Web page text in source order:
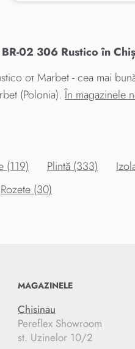
02 306 Rustico în
от Marbet - cea mai
(Polonia).În magazinele
(119) Plintă (333)
Rozete (30)
MAGAZINELE
Chisinau
Pereflex Showroom
st. Uzinelor 10/2